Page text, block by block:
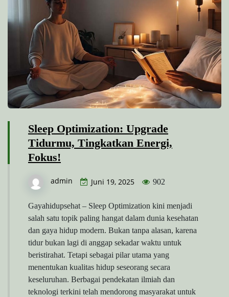
Sleep Optimization: Upgrade
Tidurmu, Tingkatkan Energi,
Fokus!
admin Juni 19, 2025 902
Gayahidupsehat – Sleep Optimization kini menjadi
salah satu topik paling hangat dalam dunia kesehatan
dan gaya hidup modern. Bukan tanpa alasan, karena
tidur bukan lagi di anggap sekadar waktu untuk
beristirahat. Tetapi sebagai pilar utama yang
menentukan kualitas hidup seseorang secara
keseluruhan. Berbagai pendekatan ilmiah dan
teknologi terkini telah mendorong masyarakat untuk